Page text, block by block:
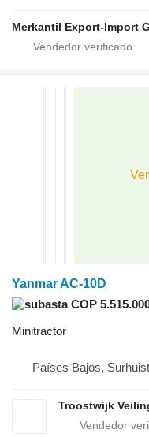
Merkantil Export-Import
Yanmar AC-10D
COP
Minitractor
Países Bajos,
Troostwijk